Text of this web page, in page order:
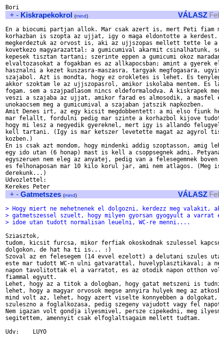
+ - Kiskrapekokrol (mind) VÁLASZ
En a biocumi partjan allok. Mar csak azert is, mert Peti fiam
korhazban is szopta az ujjat, igy o maga eldontotte a kerdest.
megkerdeztuk az orvost is, aki az ujjszopas mellett tette le a
kovetkezo magyarazattal: a gumicumival akarmit csinalhatunk,
kepesek tisztan tartani; szerinte eppen a gumicumi okoz
elvaltozasokat a fogakban es az allkapocsban; amint a gyerek
hasznalni a kezet kuszasra-maszasra, targyak megfogasara,
szajabol. Azt is mondta, hogy ez orokletes is lehet. Es
akkor szoktam le az ujjszopasrol, amikor iskolaba mentem. Es
fogam. sem a szajpadlasom nincs eldeformalodva. A kiskrapek
veszi a szajaba az ujjat, amikor farad es almosodik, a masfel
unokaocsem meg a gumicumival a szajaban jatszik napkozben.
Amit Denes irt, az egy kicsit megdobbentett: a mi elso fiunk
mar felallt, fordulni pedig mar szinte a korhazbol kijove
hogy mi lesz a negyedik gyereknel, mert igy is allando
kell tartani. (Igy is mar ketszer levetette magat az agyrol
kozben.)
En is csak azt mondom, hogy mindenki addig szoptasson, amig
egy ido utan (6 honap) mast is kell a csoppsegnek adni.
egyszeruen nem eleg az anyatej, pedig van a felesegemnek
es felhonaposan mar 10 kilo korul jar, ami nem atlagos. (Meg
derekunk...)
Udvozlettel:
+ - Gatmetszes (mind) VÁLASZ
> Hogy miert ne mehetnenek el dolgozni, kerdezz meg valakit,
> gatmetszessel szuelt, hogy milyen gyorsan gyogyult a varrat
> idoe utan tudott normalisan leuelni, WC-re menni....
Sziasztok,
tudom, kicsit furcsa, mikor ferfiak okoskodnak szulessel
dolgokon, de hat ha ti is... :)
Szoval az en felesegem (14 evvel ezelott) a delutani szules
este mar tudott WC-n ulni gatvarattal, huvelyplasztikaval; a
napon tavolitottak el a varratot, es az otodik napon otthon
fiammal egyutt.
Lehet, hogy az a titok a dologban, hogy gatat metszeni is
lehet, hogy a magyar orvosok megse annyira hulyek meg az
mind volt az, lehet, hogy azert viselte konnyebben a
szuleszno a foglalkozasa, pedig szegeny vajudott vagy fel
Nem igazan volt gondja ilyesmivel, persze cipekedni, meg
segitettem, amennyit csak elfoglaltsagaim mellett tudtam.